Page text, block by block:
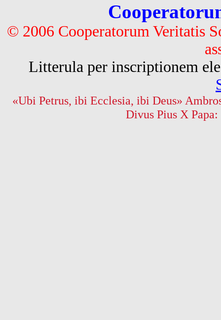
© 2006 Cooperatorum Veritatis
Litterula per inscriptionem
«Ubi Petrus, ibi Ecclesia, ibi Deus»
Divus Pius X Papa: